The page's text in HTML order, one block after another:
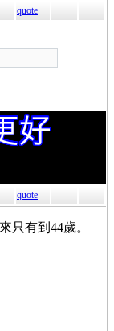
quote
quote
只有到44歲。